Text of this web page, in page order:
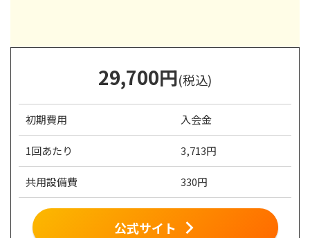
29,700円(税込)
初期費用 入会金
1回あたり 3,713円
共用設備費 330円
公式サイト